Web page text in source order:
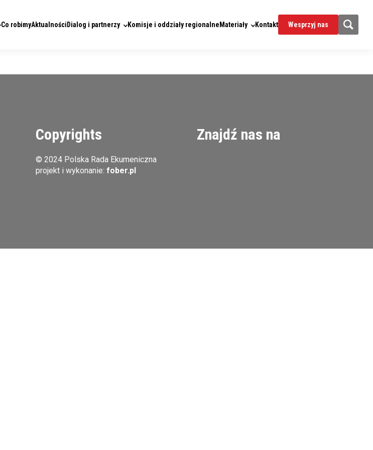
Co robimyAktualnościDialog i partnerzy Komisje i oddziały regionalneMateriały Kontakt Wesprzyj nas
Copyrights
© 2024 Polska Rada Ekumeniczna
projekt i wykonanie: fober.pl
Znajdź nas na